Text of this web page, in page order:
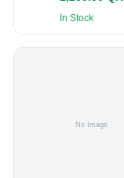
In Stock